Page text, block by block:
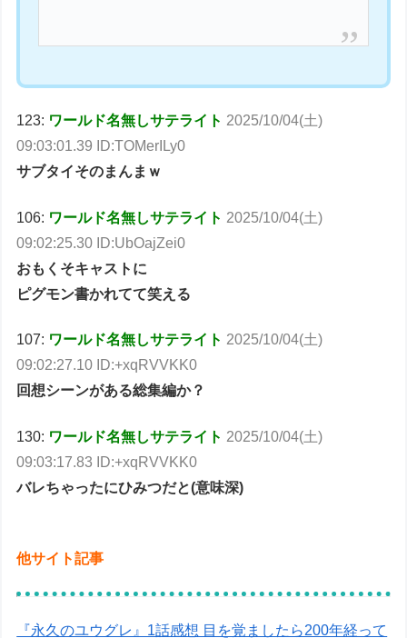
123: ワールド名無しサテライト2025/10/04(土)
09:03:01.39 ID:TOMerILy0
サブタイそのまんまｗ
106: ワールド名無しサテライト 2025/10/04(土)
09:02:25.30 ID:UbOajZei0
おもくそキャストに
ピグモン書かれてて笑える
107: ワールド名無しサテライト 2025/10/04(土)
09:02:27.10 ID:+xqRVVKK0
回想シーンがある総集編か？
130: ワールド名無しサテライト 2025/10/04(土)
09:03:17.83 ID:+xqRVVKK0
バレちゃったにひみつだと(意味深)
他サイト記事
『永久のユウグレ』1話感想 目を覚ましたら200年経って